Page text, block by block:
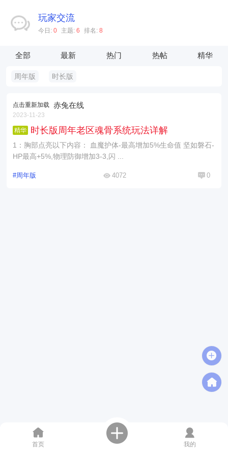
玩家交流
今日: 0 主题: 6 排名: 8
全部 最新 热门 热帖 精华
周年版 时长版
点击重新加载 赤兔在线
2023-11-23
精华 时长版周年老区魂骨系统玩法详解
1：胸部点亮以下内容： 血魔护体-最高增加5%生命值 坚如磐石-
HP最高+5%,物理防御增加3-3,闪 ...
#周年版 4072 0
首页 我的